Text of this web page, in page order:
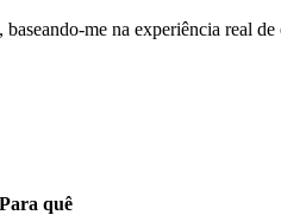
me na experiência real
Para quê